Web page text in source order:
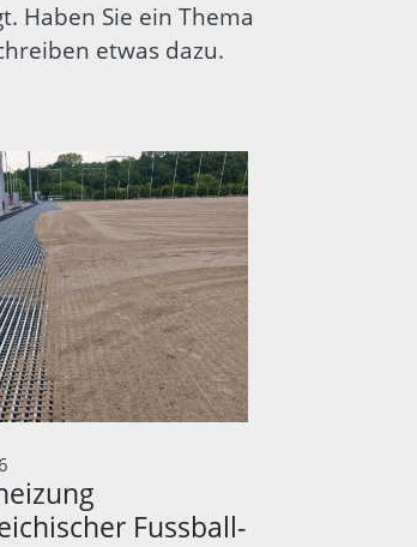
Haben Sie ein Thema
etwas dazu.
Fussball-